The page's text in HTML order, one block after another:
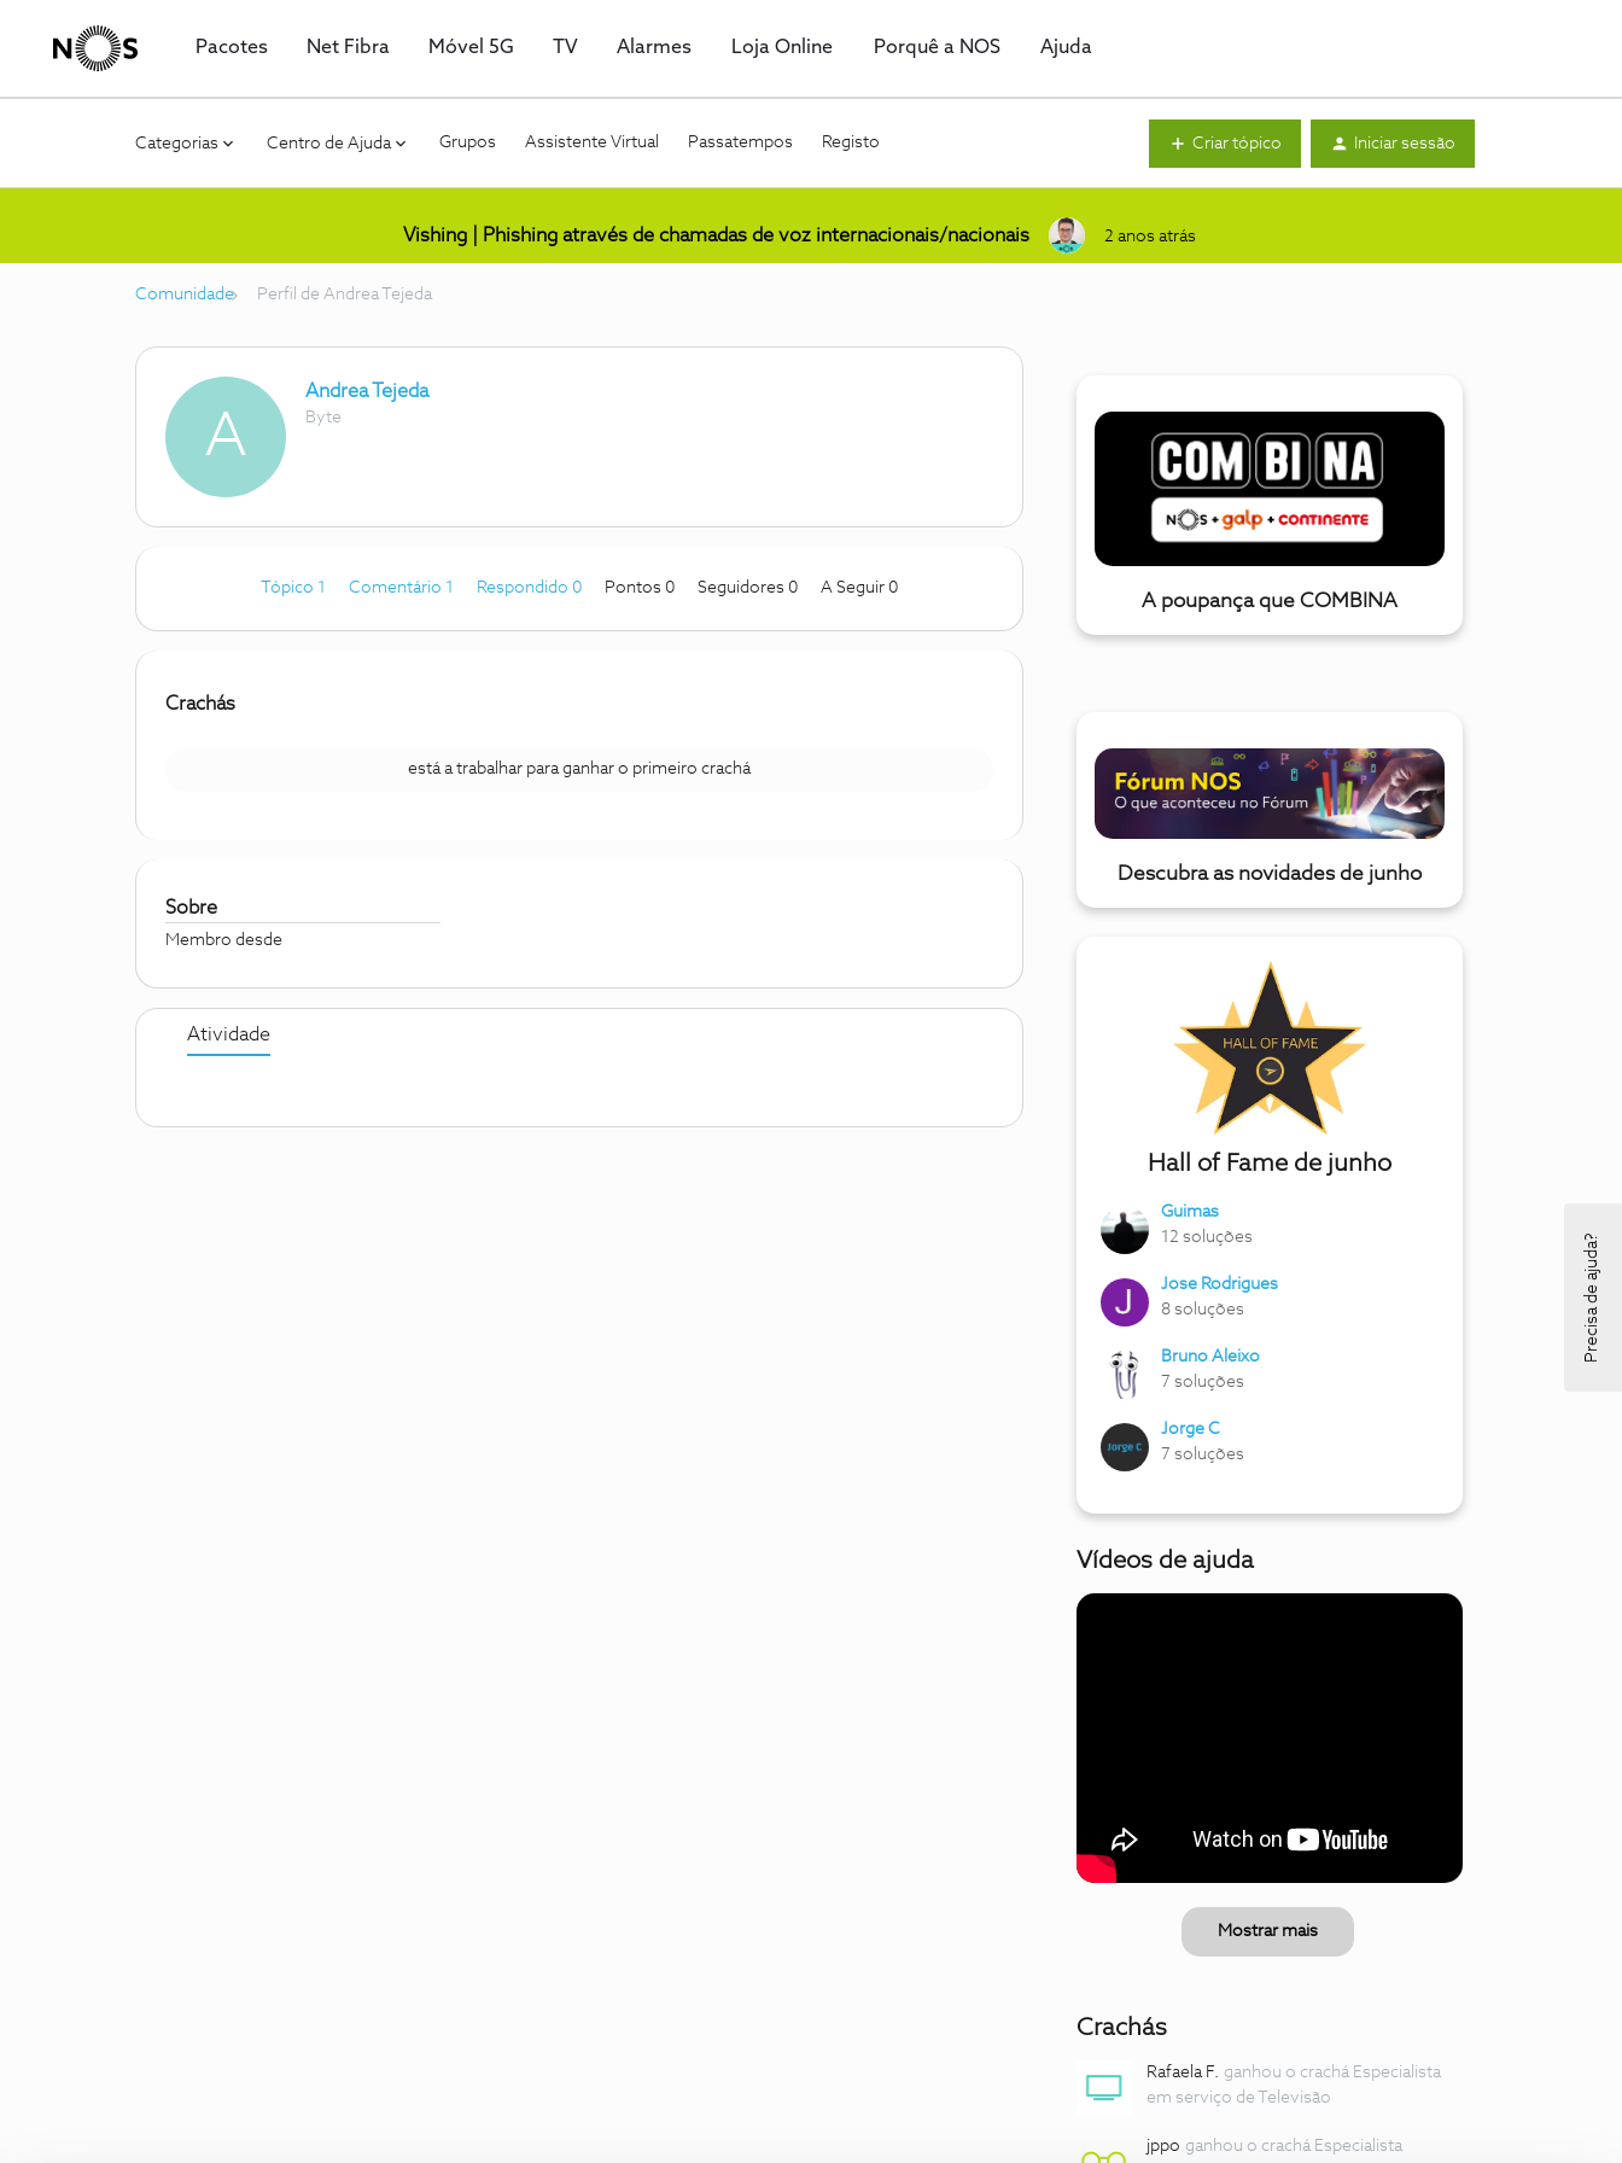
Pacotes Net Fibra Móvel 5G TV Alarmes Loja Online Porquê a NOS Ajuda
Categorias Centro de Ajuda Grupos Assistente Virtual Passatempos Registo Criar tópico Iniciar sessão
Vishing | Phishing através de chamadas de voz internacionais/nacionais 2 anos atrás
Comunidade Perfil de Andrea Tejeda
A
Andrea Tejeda
Byte
Tópico 1 Comentário 1 Respondido 0 Pontos 0 Seguidores 0 A Seguir 0
Crachás
está a trabalhar para ganhar o primeiro crachá
Sobre
Membro desde
Atividade
A poupança que COMBINA
Descubra as novidades de junho
Hall of Fame de junho
Guimas
12 soluções
Jose Rodrigues
8 soluções
Bruno Aleixo
7 soluções
Jorge C
7 soluções
Vídeos de ajuda
Mostrar mais
Crachás
Rafaela F. ganhou o crachá Especialista
em serviço de Televisão
jppo ganhou o crachá Especialista
Precisa de ajuda?